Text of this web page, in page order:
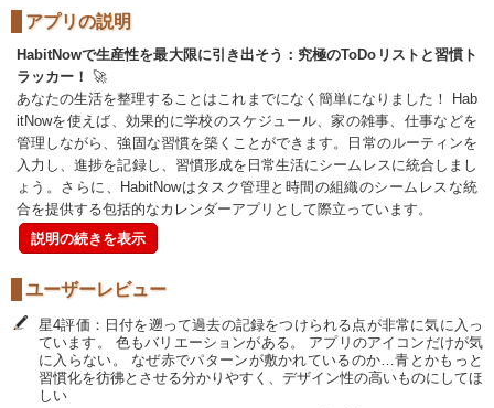
アプリの説明
HabitNowで生産性を最大限に引き出そう：究極のToDoリストと習慣ト
ラッカー！ 🚀
あなたの生活を整理することはこれまでになく簡単になりました！ Hab
itNowを使えば、効果的に学校のスケジュール、家の雑事、仕事などを
管理しながら、強固な習慣を築くことができます。日常のルーティンを
入力し、進捗を記録し、習慣形成を日常生活にシームレスに統合しまし
ょう。さらに、HabitNowはタスク管理と時間の組織のシームレスな統
合を提供する包括的なカレンダーアプリとして際立っています。
説明の続きを表示
ユーザーレビュー
星4評価：日付を遡って過去の記録をつけられる点が非常に気に入っ
ています。 色もバリエーションがある。 アプリのアイコンだけが気
に入らない。 なぜ赤でパターンが敷かれているのか…青とかもっと
習慣化を彷彿とさせる分かりやすく、デザイン性の高いものにしてほ
しい